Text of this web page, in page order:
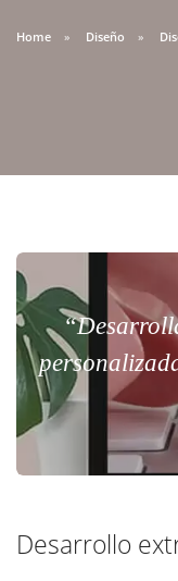
Home Diseño
Desarrollo